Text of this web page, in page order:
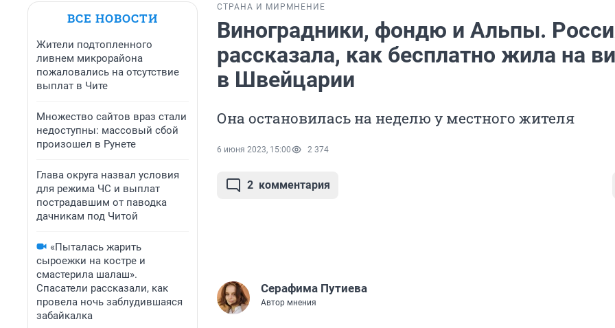
ВСЕ НОВОСТИ
Жители подтопленного
ливнем микрорайона
пожаловались на отсутствие
выплат в Чите
Множество сайтов враз стали
недоступны: массовый сбой
произошел в Рунете
Глава округа назвал условия
для режима ЧС и выплат
пострадавшим от паводка
дачникам под Читой
«Пыталась жарить
сыроежки на костре и
смастерила шалаш».
Спасатели рассказали, как
провела ночь заблудившаяся
забайкалка
СТРАНА И МИР МНЕНИЕ
Виноградники, фондю и Альпы.
рассказала, как бесплатно жила на
в Швейцарии
Она остановилась на неделю у местного жителя
6 июня 2023, 15:00 2 374
2 комментария
Серафима Путиева
Автор мнения